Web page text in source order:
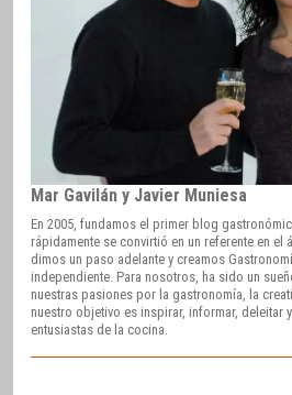
Mar Gavilán y Javier Muniesa
En 2005, fundamos el primer blog
rápidamente se convirtió en un referente en el
dimos un paso adelante y creamos
independiente. Para nosotros, ha sido un
nuestras pasiones por la gastronomía, la
nuestro objetivo es inspirar, informar, deleitar
entusiastas de la cocina.